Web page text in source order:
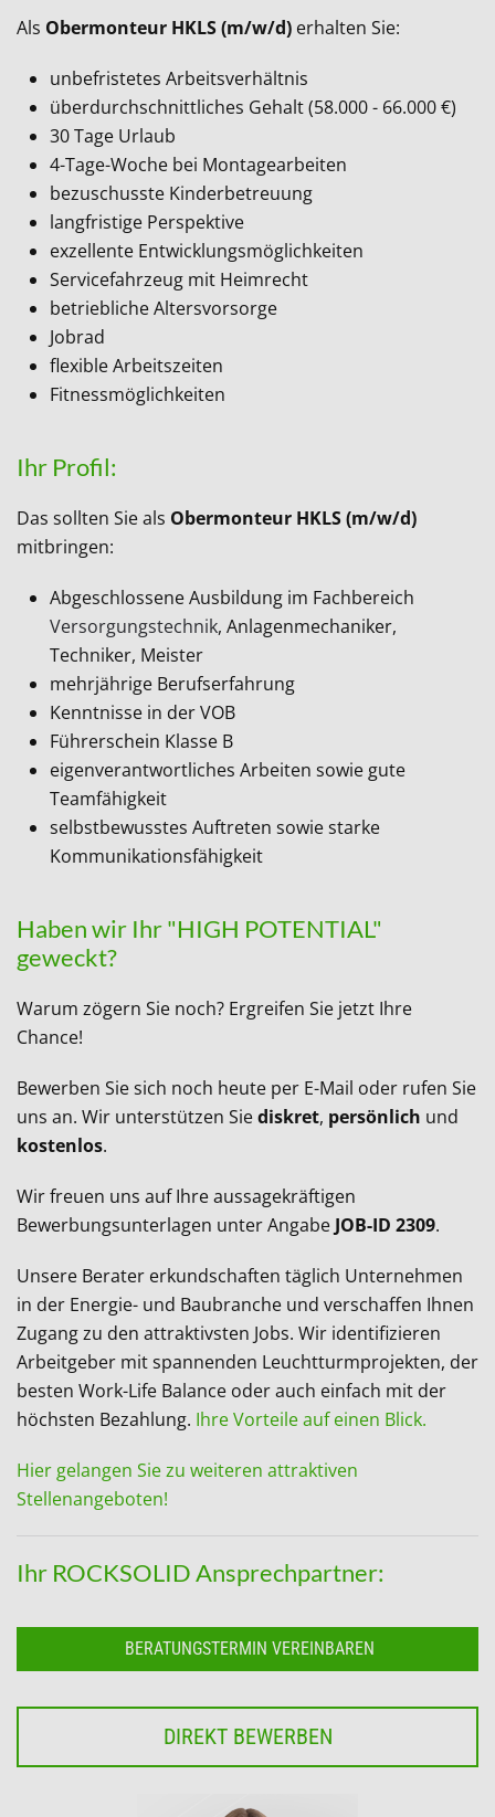
Als Obermonteur HKLS (m/w/d) erhalten Sie:
unbefristetes Arbeitsverhältnis
überdurchschnittliches Gehalt (58.000 - 66.000 €)
30 Tage Urlaub
4-Tage-Woche bei Montagearbeiten
bezuschusste Kinderbetreuung
langfristige Perspektive
exzellente Entwicklungsmöglichkeiten
Servicefahrzeug mit Heimrecht
betriebliche Altersvorsorge
Jobrad
flexible Arbeitszeiten
Fitnessmöglichkeiten
Ihr Profil:
Das sollten Sie als Obermonteur HKLS (m/w/d)
mitbringen:
Abgeschlossene Ausbildung im Fachbereich
Versorgungstechnik, Anlagenmechaniker,
Techniker, Meister
mehrjährige Berufserfahrung
Kenntnisse in der VOB
Führerschein Klasse B
eigenverantwortliches Arbeiten sowie gute
Teamfähigkeit
selbstbewusstes Auftreten sowie starke
Kommunikationsfähigkeit
Haben wir Ihr "HIGH POTENTIAL"
geweckt?
Warum zögern Sie noch? Ergreifen Sie jetzt Ihre
Chance!
Bewerben Sie sich noch heute per E-Mail oder rufen Sie
uns an. Wir unterstützen Siediskret, persönlich und
kostenlos.
Wir freuen uns auf Ihre aussagekräftigen
Bewerbungsunterlagen unter Angabe JOB-ID 2309.
Unsere Berater erkundschaften täglich Unternehmen
in der Energie- und Baubranche und verschaffen Ihnen
Zugang zu den attraktivsten Jobs. Wir identifizieren
Arbeitgeber mit spannenden Leuchtturmprojekten, der
besten Work-Life Balance oder auch einfach mit der
höchsten Bezahlung. Ihre Vorteile auf einen Blick.
Hier gelangen Sie zu weiteren attraktiven
Stellenangeboten!
Ihr ROCKSOLID Ansprechpartner:
BERATUNGSTERMIN VEREINBAREN
DIREKT BEWERBEN